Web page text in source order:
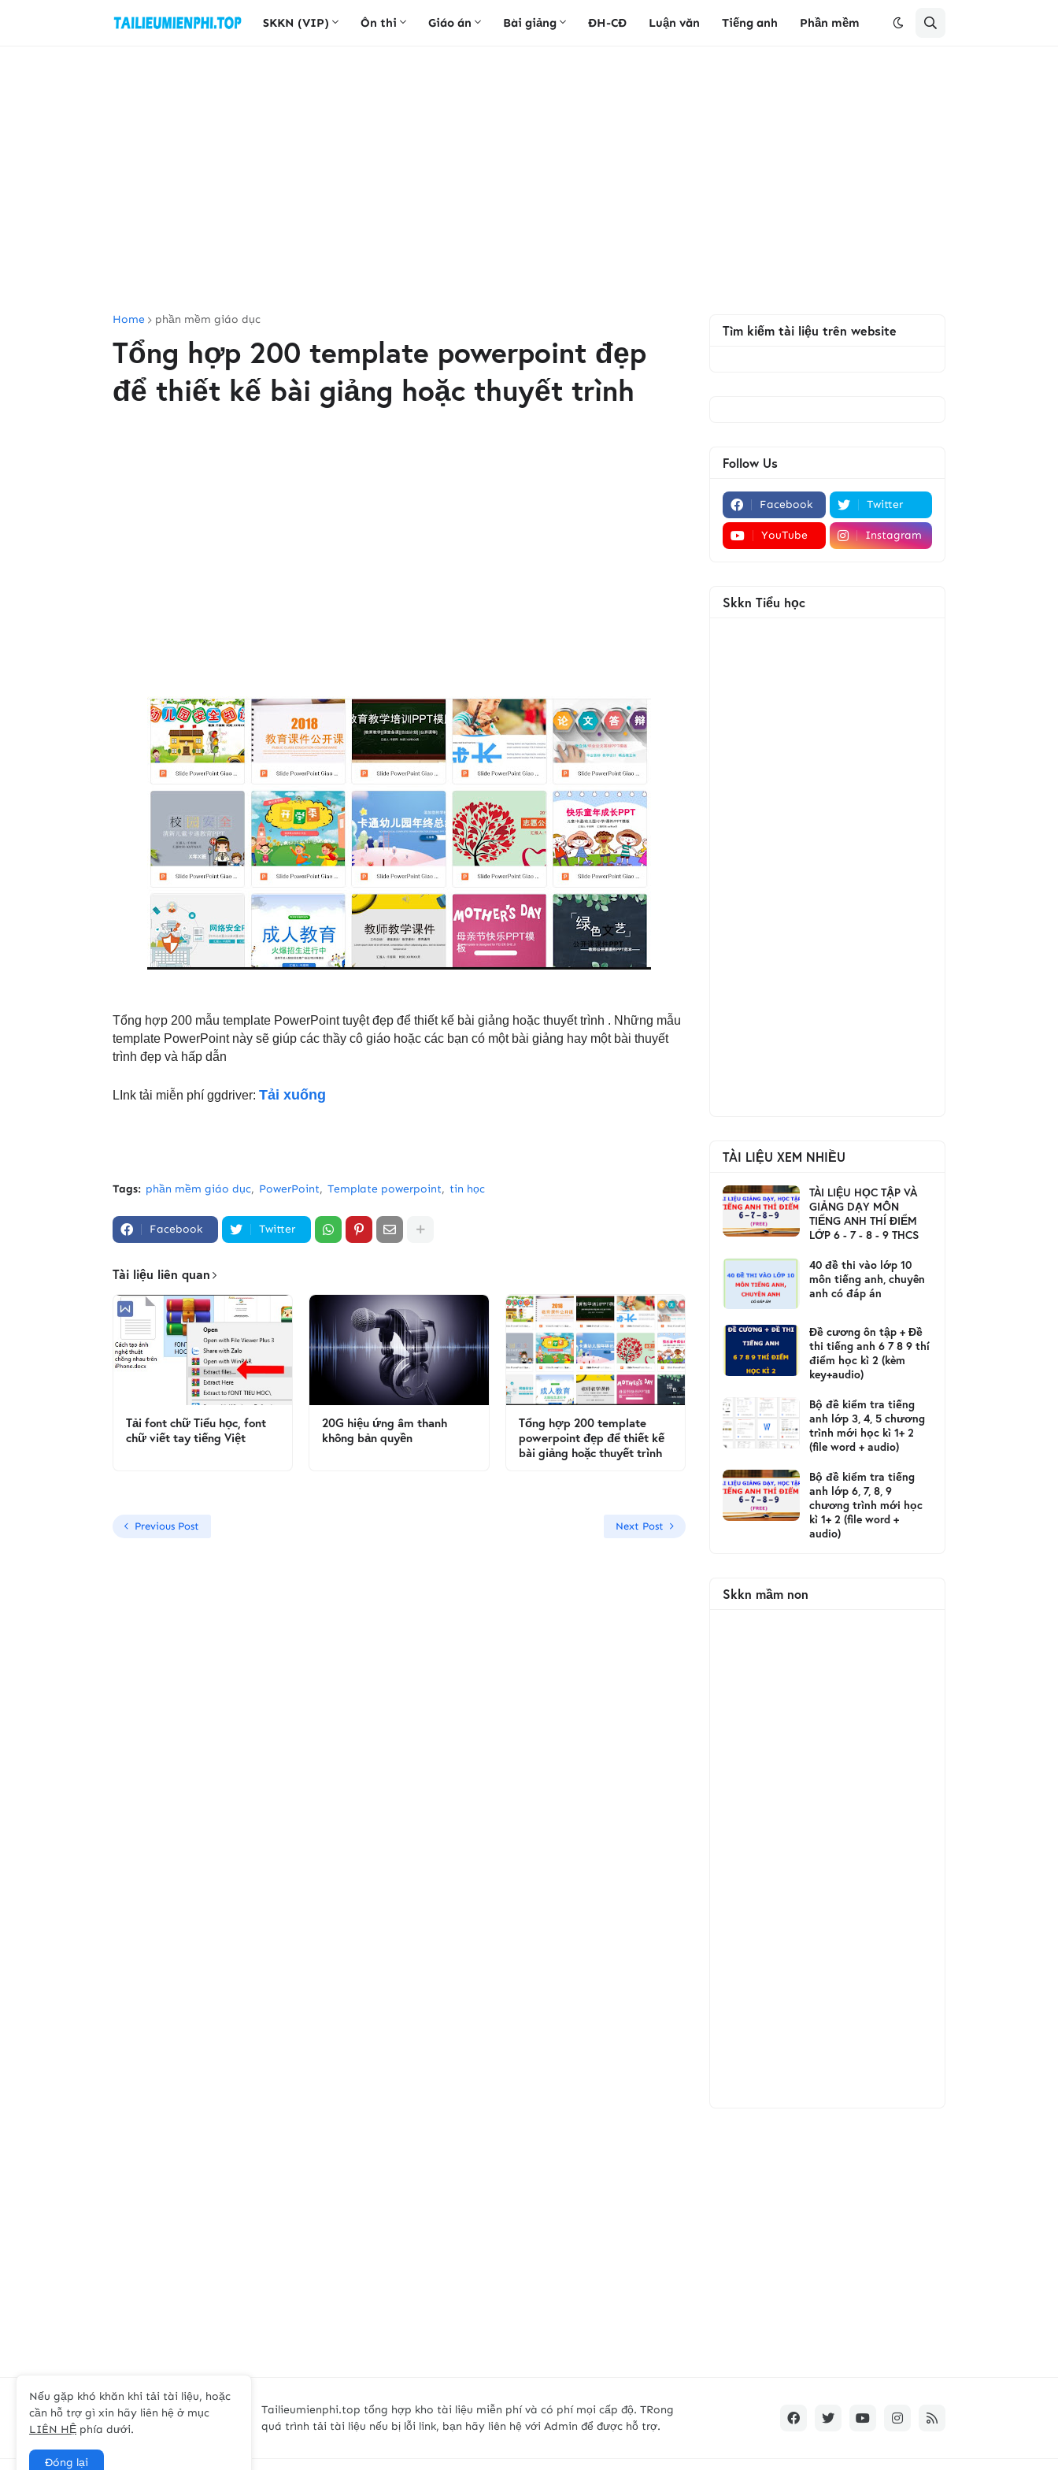
SKKN (VIP) Ôn thi Giáo án Bài giảng ĐH-CĐ Luận văn Tiếng anh Phần mềm
Home phần mềm giáo dục
Tổng hợp 200 template powerpoint đẹp
để thiết kế bài giảng hoặc thuyết trình
Tổng hợp 200 mẫu template PowerPoint tuyệt đẹp để thiết kế bài giảng hoặc thuyết trình . Những mẫu
template PowerPoint này sẽ giúp các thầy cô giáo hoặc các bạn có một bài giảng hay một bài thuyết
trình đẹp và hấp dẫn
LInk tải miễn phí ggdriver: Tải xuống
Tags: phần mềm giáo dục PowerPoint Template powerpoint tin học
Facebook Twitter
Tài liệu liên quan
Tải font chữ Tiểu học, font
chữ viết tay tiếng Việt
20G hiệu ứng âm thanh
không bản quyền
Tổng hợp 200 template
powerpoint đẹp để thiết kế
bài giảng hoặc thuyết trình
Previous Post Next Post
Tìm kiếm tài liệu trên website
Follow Us
Facebook Twitter
YouTube Instagram
Skkn Tiểu học
TÀI LIỆU XEM NHIỀU
TÀI LIỆU HỌC TẬP VÀ
GIẢNG DẠY MÔN
TIẾNG ANH THÍ ĐIỂM
LỚP 6 - 7 - 8 - 9 THCS
40 đề thi vào lớp 10
môn tiếng anh, chuyên
anh có đáp án
Đề cương ôn tập + Đề
thi tiếng anh 6 7 8 9 thí
điểm học kì 2 (kèm
key+audio)
Bộ đề kiểm tra tiếng
anh lớp 3, 4, 5 chương
trình mới học kì 1+ 2
(file word + audio)
Bộ đề kiểm tra tiếng
anh lớp 6, 7, 8, 9
chương trình mới học
kì 1+ 2 (file word +
audio)
Skkn mầm non
Tailieumienphi.top tổng hợp kho tài liệu miễn phí và có phí mọi cấp độ. TRong
quá trình tải tài liệu nếu bị lỗi link, bạn hãy liên hệ với Admin để được hỗ trợ.
Nếu gặp khó khăn khi tải tài liệu, hoặc
cần hỗ trợ gì xin hãy liên hệ ở mục
LIÊN HỆ phía dưới.
Đóng lại